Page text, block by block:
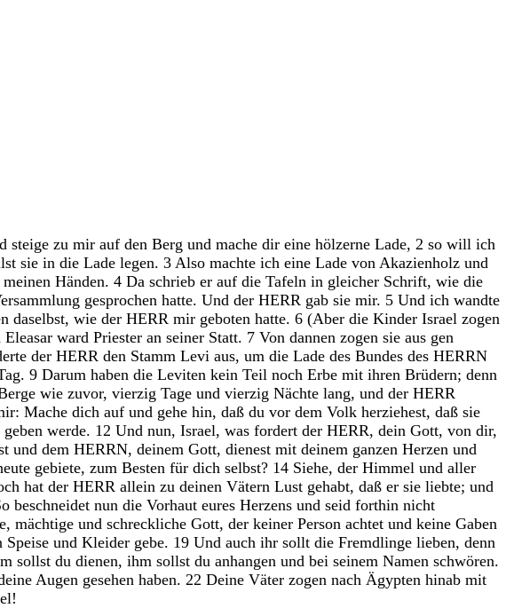
steige zu mir auf den Berg und mache dir eine hölzerne Lade, 2 so will ich
sie in die Lade legen. 3 Also machte ich eine Lade von Akazienholz und
meinen Händen. 4 Da schrieb er auf die Tafeln in gleicher Schrift, wie die
gesprochen hatte. Und der HERR gab sie mir. 5 Und ich wandte
daselbst, wie der HERR mir geboten hatte. 6 (Aber die Kinder Israel zogen
Eleasar ward Priester an seiner Statt. 7 Von dannen zogen sie aus gen
der HERR den Stamm Levi aus, um die Lade des Bundes des HERRN
. 9 Darum haben die Leviten kein Teil noch Erbe mit ihren Brüdern; denn
wie zuvor, vierzig Tage und vierzig Nächte lang, und der HERR
: Mache dich auf und gehe hin, daß du vor dem Volk herziehest, daß sie
geben werde. 12 Und nun, Israel, was fordert der HERR, dein Gott, von dir,
und dem HERRN, deinem Gott, dienest mit deinem ganzen Herzen und
gebiete, zum Besten für dich selbst? 14 Siehe, der Himmel und aller
hat der HERR allein zu deinen Vätern Lust gehabt, daß er sie liebte; und
beschneidet nun die Vorhaut eures Herzens und seid forthin nicht
, mächtige und schreckliche Gott, der keiner Person achtet und keine Gaben
Speise und Kleider gebe. 19 Und auch ihr sollt die Fremdlinge lieben, denn
sollst du dienen, ihm sollst du anhangen und bei seinem Namen schwören.
Augen gesehen haben. 22 Deine Väter zogen nach Ägypten hinab mit
!